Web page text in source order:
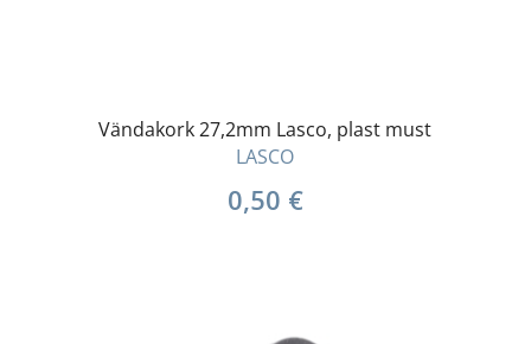
Vändakork 27,2mm Lasco, plast must
LASCO
0,50 €